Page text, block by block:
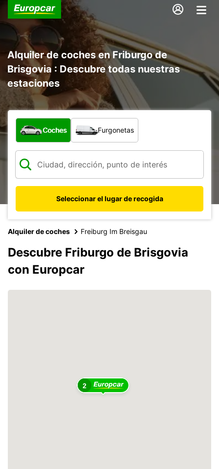
Alquiler de coches en Friburgo de
Brisgovia : Descubre todas nuestras
estaciones
¿Qué tipo de vehículo?
Coches Furgonetas
Seleccionar el lugar de recogida
Alquiler de coches Freiburg Im Breisgau
Descubre Friburgo de Brisgovia
con Europcar
2